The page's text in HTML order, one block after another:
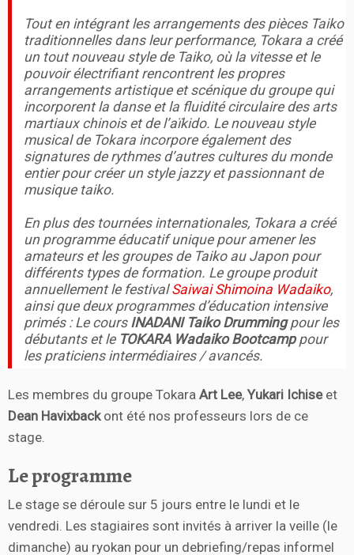
Tout en intégrant les arrangements des pièces Taiko
traditionnelles dans leur performance, Tokara a créé
un tout nouveau style de Taiko, où la vitesse et le
pouvoir électrifiant rencontrent les propres
arrangements artistique et scénique du groupe qui
incorporent la danse et la fluidité circulaire des arts
martiaux chinois et de l’aïkido. Le nouveau style
musical de Tokara incorpore également des
signatures de rythmes d’autres cultures du monde
entier pour créer un style jazzy et passionnant de
musique taiko.
En plus des tournées internationales, Tokara a créé
un programme éducatif unique pour amener les
amateurs et les groupes de Taiko au Japon pour
différents types de formation. Le groupe produit
annuellement le festivalSaiwai Shimoina Wadaiko,
ainsi que deux programmes d’éducation intensive
primés : Le coursINADANI Taiko Drummingpour les
débutants et le TOKARA Wadaiko Bootcamppour
les praticiens intermédiaires / avancés.
Les membres du groupe Tokara Art Lee,Yukari Ichiseet
Dean Havixback ont été nos professeurs lors de ce
stage.
Le programme
Le stage se déroule sur 5 jours entre le lundi et le
vendredi. Les stagiaires sont invités à arriver la veille (le
dimanche) au ryokan pour un debriefing/repas informel